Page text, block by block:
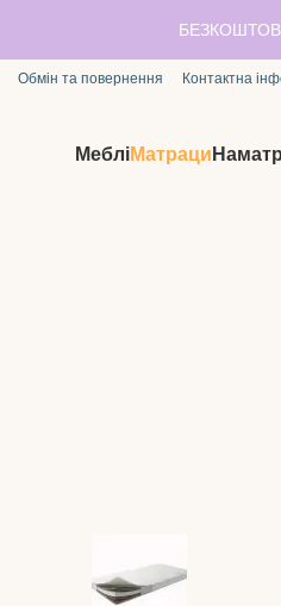
Обмін та повернення Контактна
МебліМатраци